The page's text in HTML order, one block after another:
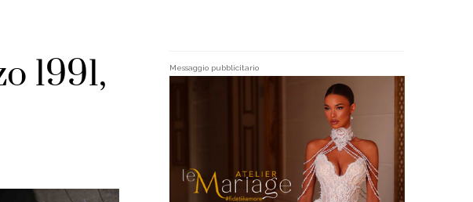
1991, Messaggio pubblicitario